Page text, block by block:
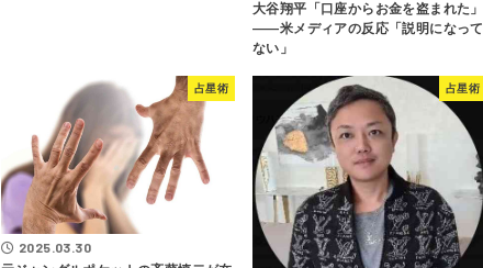
大谷翔平「口座からお金を盗まれた」
――米メディアの反応「説明になって
ない」
占星術
2025.03.30
占星術